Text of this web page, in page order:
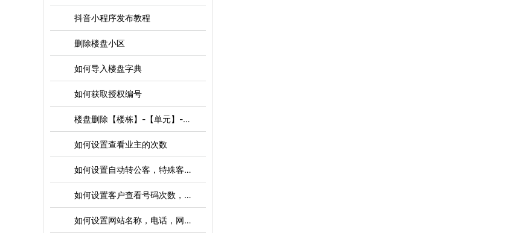
抖音小程序发布教程
删除楼盘小区
如何导入楼盘字典
如何获取授权编号
楼盘删除【楼栋】-【单元】-【房号】操作
如何设置查看业主的次数
如何设置自动转公客，特殊客户，开启隐号功能
如何设置客户查看号码次数，隐号次数
如何设置网站名称，电话，网站负责人，邮箱，地址，版权信息，工信备案号，统一代码，公司全称等